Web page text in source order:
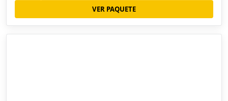
VER PAQUETE